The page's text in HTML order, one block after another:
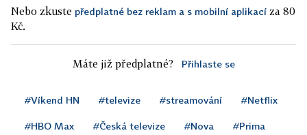
Nebo zkuste předplatné bez reklam a s mobilní aplikací za 80
Kč.
Máte již předplatné? Přihlaste se
#Víkend HN #televize #streamování #Netflix
#HBO Max #Česká televize #Nova #Prima